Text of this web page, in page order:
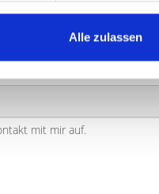
Alle zulassen